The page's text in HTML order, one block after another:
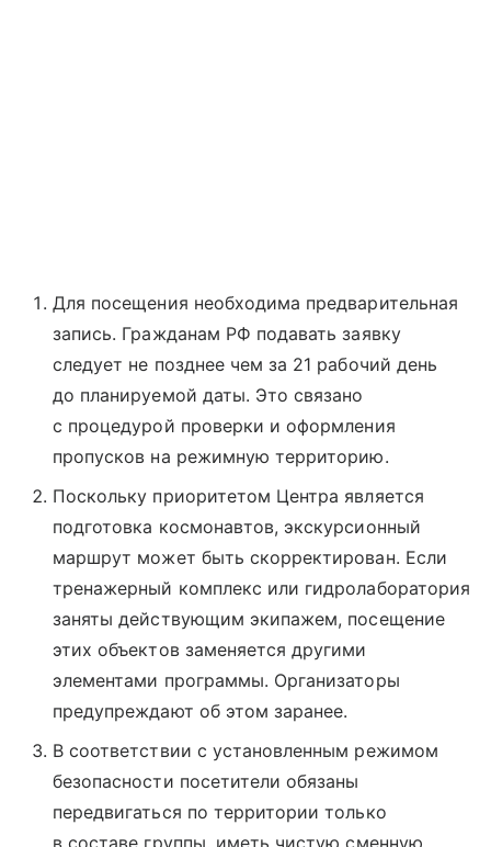
Для посещения необходима предварительная
запись. Гражданам РФ подавать заявку
следует не позднее чем за 21 рабочий день
до планируемой даты. Это связано
с процедурой проверки и оформления
пропусков на режимную территорию.
Поскольку приоритетом Центра является
подготовка космонавтов, экскурсионный
маршрут может быть скорректирован. Если
тренажерный комплекс или гидролаборатория
заняты действующим экипажем, посещение
этих объектов заменяется другими
элементами программы. Организаторы
предупреждают об этом заранее.
В соответствии с установленным режимом
безопасности посетители обязаны
передвигаться по территории только